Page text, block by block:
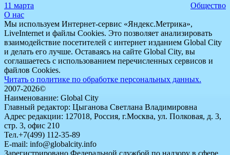
11 марта
Общество
О нас
Мы используем Интернет-сервис «Яндекс.Метрика»,
LiveInternet и файлы Cookies. Это позволяет анализировать
взаимодействие посетителей с интернет изданием Global City
и делать его лучше. Оставаясь на сайте Global City, вы
соглашаетесь с использованием перечисленных сервисов и
файлов Cookies.
Читать о политике по обработке персональных данных.
2007-2026©
Наименование: Global City
Главный редактор: Цыганова Светлана Владимировна
Адрес редакции: 127018, Россия, г.Москва, ул. Полковая, д. 3,
стр. 3, офис 210
Тел.+7(499) 112-35-89
E-mail: info@globalcity.info
Зарегистрировано Федеральной службой по надзору в сфере